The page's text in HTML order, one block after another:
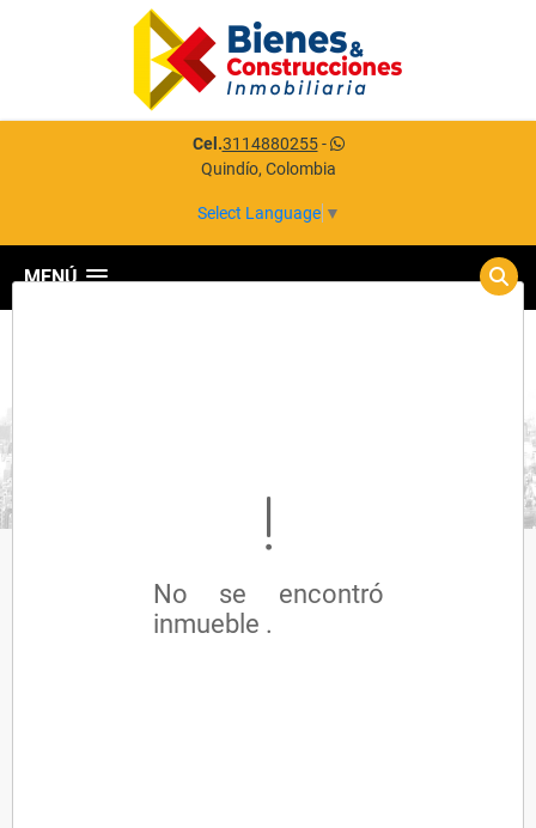
Cel.3114880255-
Quindío, Colombia
Select Language ▼
MENÚ
No se encontró
inmueble .